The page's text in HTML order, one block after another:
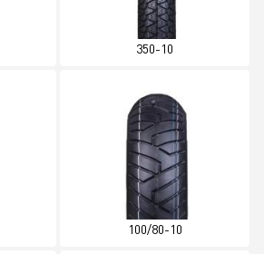
350-10
100/80-10